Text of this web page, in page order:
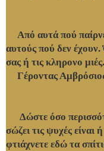
* * * *
Από αυτά πού
αυτούς πού δεν έχουν.
σας ή τις κληρονο
Γέροντας
* * *
Δώστε όσο
σώζει τις ψυχές είναι
φτιάχνετε εδώ τα